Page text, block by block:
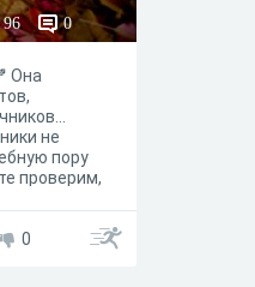
96 0
Она
не
пору
проверим,
0